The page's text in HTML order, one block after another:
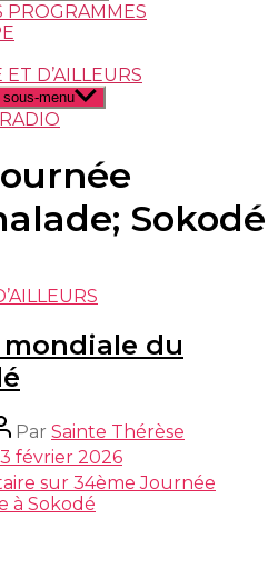
PROGRAMMES
D’AILLEURS
menu
Sokodé
du
Par Sainte Thérèse
février 2026
sur 34ème Journée
à Sokodé